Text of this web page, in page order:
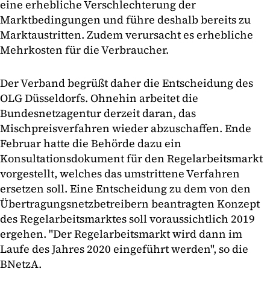
eine erhebliche Verschlechterung der
Marktbedingungen und führe deshalb bereits zu
Marktaustritten. Zudem verursacht es erhebliche
Mehrkosten für die Verbraucher.
Der Verband begrüßt daher die Entscheidung des
OLG Düsseldorfs. Ohnehin arbeitet die
Bundesnetzagentur derzeit daran, das
Mischpreisverfahren wieder abzuschaffen. Ende
Februar hatte die Behörde dazu ein
Konsultationsdokument für den Regelarbeitsmarkt
vorgestellt, welches das umstrittene Verfahren
ersetzen soll. Eine Entscheidung zu dem von den
Übertragungsnetzbetreibern beantragten Konzept
des Regelarbeitsmarktes soll voraussichtlich 2019
ergehen. "Der Regelarbeitsmarkt wird dann im
Laufe des Jahres 2020 eingeführt werden", so die
BNetzA.